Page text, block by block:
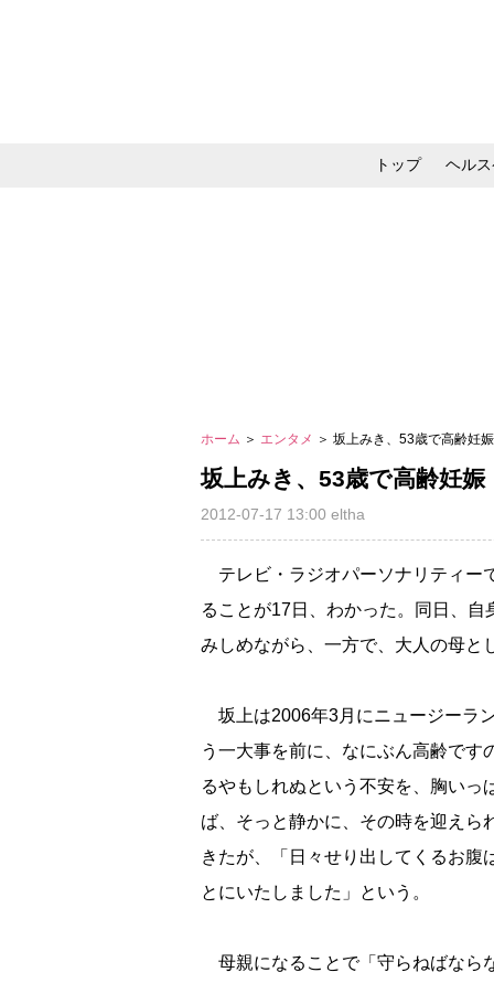
トップ ヘル
ホーム ＞ エンタメ ＞ 坂上みき、53歳で高齢妊
坂上みき、53歳で高齢妊
2012-07-17 13:00 eltha
テレビ・ラジオパーソナリティー
ることが17日、わかった。同日、
みしめながら、一方で、大人の母と
坂上は2006年3月にニュージーラ
う一大事を前に、なにぶん高齢で
るやもしれぬという不安を、胸い
ば、そっと静かに、その時を迎えら
きたが、「日々せり出してくるお腹
とにいたしました」という。
母親になることで「守らねばなら